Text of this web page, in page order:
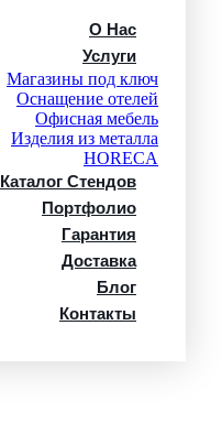
О Нас
Услуги
Магазины под ключ
Оснащение отелей
Офисная мебель
Изделия из металла
HORECA
Каталог Стендов
Портфолио
Гарантия
Доставка
Блог
Контакты